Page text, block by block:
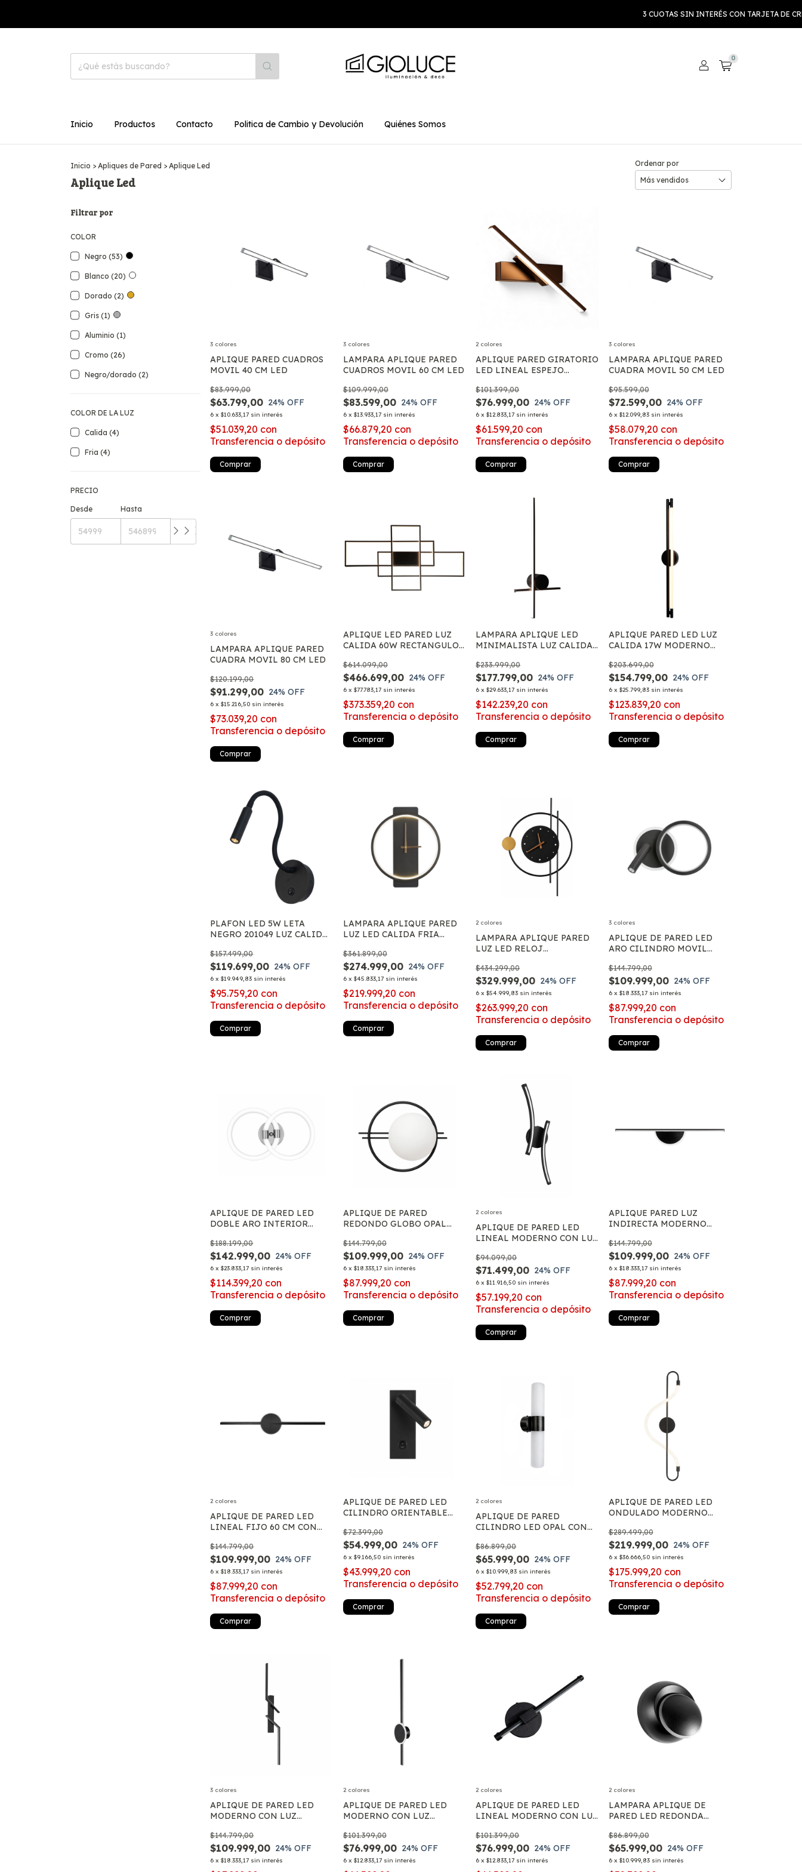
3 CUOTAS SIN INTERÉS CON TARJETA DE CRÉDITO
0
Inicio Productos Contacto Politica de Cambio y Devolución Quiénes Somos
Inicio > Apliques de Pared > Aplique Led
Aplique Led
Ordenar por
Filtrar por
COLOR
Negro (53)
Blanco (20)
Dorado (2)
Gris (1)
Aluminio (1)
Cromo (26)
Negro/dorado (2)
COLOR DE LA LUZ
Calida (4)
Fria (4)
PRECIO
Desde Hasta
APLIQUE PARED CUADROS
MOVIL 40 CM LED
$63.799,00
$83.999,00
24% OFF
6 x$10.633,17 sin interés
$51.039,20 con
Transferencia o depósito
3 colores
Comprar
LAMPARA APLIQUE PARED
CUADROS MOVIL 60 CM LED
$83.599,00
$109.999,00
24% OFF
6 x $13.933,17 sin interés
$66.879,20 con
Transferencia o depósito
3 colores
Comprar
APLIQUE PARED GIRATORIO
LED LINEAL ESPEJO
LUZ VARIABLE
$76.999,00
$101.399,00
24% OFF
6 x$12.833,17 sin interés
$61.599,20 con
Transferencia o depósito
2 colores
Comprar
LAMPARA APLIQUE PARED
CUADRA MOVIL 50 CM LED
$72.599,00
$95.599,00
24% OFF
6 x $12.099,83 sin interés
$58.079,20 con
Transferencia o depósito
3 colores
Comprar
LAMPARA APLIQUE PARED
CUADRA MOVIL 80 CM LED
$91.299,00
$120.199,00
24% OFF
6 x$15.216,50 sin interés
$73.039,20 con
Transferencia o depósito
3 colores
Comprar
APLIQUE LED PARED LUZ
CALIDA 60W RECTANGULOS
$466.699,00
$614.099,00
24% OFF
6 x $77.783,17 sin interés
$373.359,20 con
Transferencia o depósito
Comprar
LAMPARA APLIQUE LED
MINIMALISTA LUZ CALIDA
$177.799,00
$233.999,00
24% OFF
6 x$29.633,17 sin interés
$142.239,20 con
Transferencia o depósito
Comprar
APLIQUE PARED LED LUZ
CALIDA 17W MODERNO
MARKAS
$154.799,00
$203.699,00
24% OFF
6 x $25.799,83 sin interés
$123.839,20 con
Transferencia o depósito
Comprar
PLAFON LED 5W LETA
NEGRO 201049 LUZ CALIDA
$119.699,00
$157.499,00
24% OFF
6 x$19.949,83 sin interés
$95.759,20 con
Transferencia o depósito
Comprar
LAMPARA APLIQUE PARED
LUZ LED CALIDA FRIA
MINIMALISTA
$274.999,00
$361.899,00
24% OFF
6 x $45.833,17 sin interés
$219.999,20 con
Transferencia o depósito
Comprar
LAMPARA APLIQUE PARED
LUZ LED RELOJ
$329.999,00
$434.299,00
24% OFF
6 x$54.999,83 sin interés
$263.999,20 con
Transferencia o depósito
2 colores
Comprar
APLIQUE DE PARED LED
ARO CILINDRO MOVIL
MODERNO 3 TONOS DE LUZ
$109.999,00
$144.799,00
24% OFF
6 x $18.333,17 sin interés
$87.999,20 con
Transferencia o depósito
3 colores
Comprar
APLIQUE DE PARED LED
DOBLE ARO INTERIOR
TONOS DE LUZ
$142.999,00
$188.199,00
24% OFF
6 x$23.833,17 sin interés
$114.399,20 con
Transferencia o depósito
Comprar
APLIQUE DE PARED
REDONDO GLOBO OPAL
MODERNO
$109.999,00
$144.799,00
24% OFF
6 x $18.333,17 sin interés
$87.999,20 con
Transferencia o depósito
Comprar
APLIQUE DE PARED LED
LINEAL MODERNO CON LUZ
DECO INTERIOR
$71.499,00
$94.099,00
24% OFF
6 x$11.916,50 sin interés
$57.199,20 con
Transferencia o depósito
2 colores
Comprar
APLIQUE PARED LUZ
INDIRECTA MODERNO
INTERIOR LIVING
$109.999,00
$144.799,00
24% OFF
6 x $18.333,17 sin interés
$87.999,20 con
Transferencia o depósito
Comprar
APLIQUE DE PARED LED
LINEAL FIJO 60 CM CON
VARIABLE
$109.999,00
$144.799,00
24% OFF
6 x$18.333,17 sin interés
$87.999,20 con
Transferencia o depósito
2 colores
Comprar
APLIQUE DE PARED LED
CILINDRO ORIENTABLE
DE ENCENDIDO
$54.999,00
$72.399,00
24% OFF
6 x $9.166,50 sin interés
$43.999,20 con
Transferencia o depósito
Comprar
APLIQUE DE PARED
CILINDRO LED OPAL CON
MODERNO
$65.999,00
$86.899,00
24% OFF
6 x$10.999,83 sin interés
$52.799,20 con
Transferencia o depósito
2 colores
Comprar
APLIQUE DE PARED LED
ONDULADO MODERNO
CALIDA FRIA NEUTRA
$219.999,00
$289.499,00
24% OFF
6 x $36.666,50 sin interés
$175.999,20 con
Transferencia o depósito
Comprar
APLIQUE DE PARED LED
MODERNO CON LUZ
NEUTRA Y FRIA LINEAS
$109.999,00
$144.799,00
24% OFF
6 x$18.333,17 sin interés
3 colores
APLIQUE DE PARED LED
MODERNO CON LUZ
NEUTRA Y FRIA
$76.999,00
$101.399,00
24% OFF
6 x $12.833,17 sin interés
2 colores
APLIQUE DE PARED LED
LINEAL MODERNO CON LUZ
$76.999,00
$101.399,00
24% OFF
6 x$12.833,17 sin interés
2 colores
LAMPARA APLIQUE DE
PARED LED REDONDA
MODERNA
$65.999,00
$86.899,00
24% OFF
6 x $10.999,83 sin interés
2 colores